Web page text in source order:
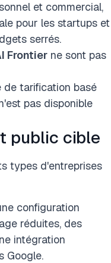
et commercial,
pour les startups et
serrés.
Frontier ne sont pas
de tarification basé
pas disponible
public cible
types d'entreprises
configuration
réduites, des
intégration
Google.